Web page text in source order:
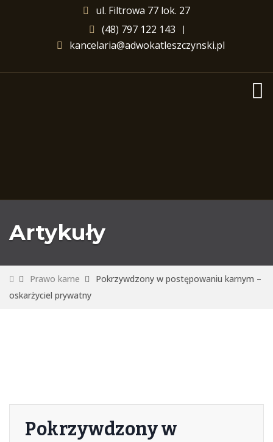
ul. Filtrowa 77 lok. 27
(48) 797 122 143
kancelaria@adwokatleszczynski.pl
Artykuły
Prawo karne
Pokrzywdzony w postępowaniu karnym –
oskarżyciel prywatny
Pokrzywdzony w